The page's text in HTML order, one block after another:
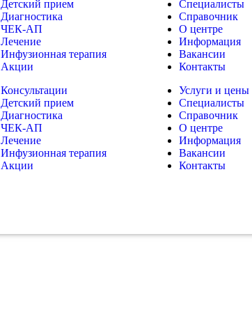
Детский прием
Диагностика
ЧЕК-АП
Лечение
Инфузионная терапия
Акции
Консультации
Детский прием
Диагностика
ЧЕК-АП
Лечение
Инфузионная терапия
Акции
Специалисты
Справочник
О центре
Информация
Вакансии
Контакты
Услуги и цены
Специалисты
Справочник
О центре
Информация
Вакансии
Контакты